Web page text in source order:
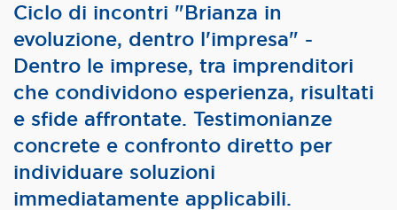
Ciclo di incontri "Brianza in
evoluzione, dentro l'impresa" -
Dentro le imprese, tra imprenditori
che condividono esperienza, risultati
e sfide affrontate. Testimonianze
concrete e confronto diretto per
individuare soluzioni
immediatamente applicabili.